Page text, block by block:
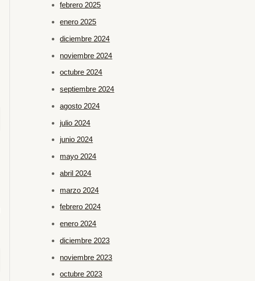
febrero 2025
enero 2025
diciembre 2024
noviembre 2024
octubre 2024
septiembre 2024
agosto 2024
julio 2024
junio 2024
mayo 2024
abril 2024
marzo 2024
febrero 2024
enero 2024
diciembre 2023
noviembre 2023
octubre 2023